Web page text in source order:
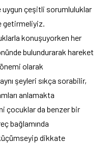
uygun çeşitli sorumluluklar
getirmeliyiz.
konuşuyorken her
bulundurarak hareket
olarak
şeyleri sıkça sorabilir,
anlamakta
çocuklar da benzer bir
bağlamında
dikkate